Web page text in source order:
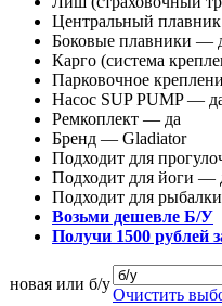
Центральный
Боковые плавники —
Карго (система
Парковочное
Насос SUP PUMP —
Ремкоплект — да
Бренд — Gladiator
Подходит для
Подходит для йоги —
Подходит для
Возьми дешевле Б/У
Получи 1500 рублей
новая или б/у
Очистить